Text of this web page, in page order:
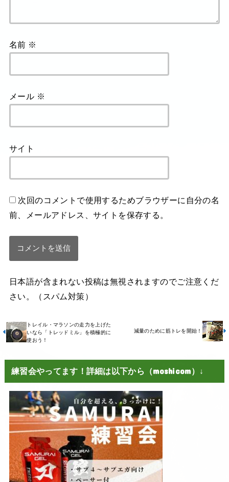
名前 ※
メール ※
サイト
次回のコメントで使用するためブラウザーに自分の名
前、メールアドレス、サイトを保存する。
日本語が含まれない投稿は無視されますのでご注意くだ
さい。（スパム対策）
トレイル・マラソンの走力を上げた
いなら「トレッドミル」を積極的に
使おう！
減量のために筋トレを開始！
練習会やってます！詳細は以下から（moshicom）↓